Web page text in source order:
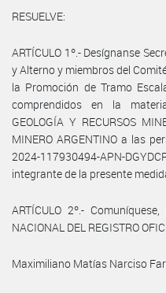
RESUELVE:
ARTÍCULO 1º.- Desígnanse
y Alterno y miembros del
la Promoción de Tramo
comprendidos en la materia
GEOLOGÍA Y RECURSOS
MINERO ARGENTINO a las
2024-117930494-APN-
integrante de la presente
ARTÍCULO 2º.-
NACIONAL DEL REGISTRO
Maximiliano Matías Narciso